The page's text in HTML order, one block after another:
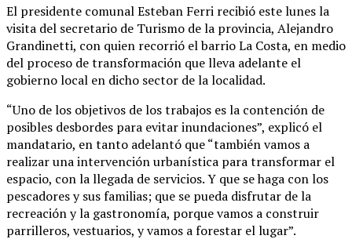
El presidente comunal Esteban Ferri recibió este lunes la
visita del secretario de Turismo de la provincia, Alejandro
Grandinetti, con quien recorrió el barrio La Costa, en medio
del proceso de transformación que lleva adelante el
gobierno local en dicho sector de la localidad.
“Uno de los objetivos de los trabajos es la contención de
posibles desbordes para evitar inundaciones”, explicó el
mandatario, en tanto adelantó que “también vamos a
realizar una intervención urbanística para transformar el
espacio, con la llegada de servicios. Y que se haga con los
pescadores y sus familias; que se pueda disfrutar de la
recreación y la gastronomía, porque vamos a construir
parrilleros, vestuarios, y vamos a forestar el lugar”.